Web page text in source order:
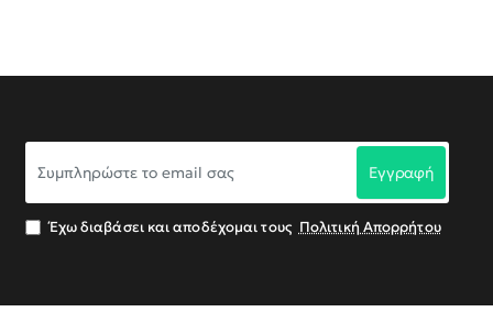
το
σας
Εγγραφή
Έχω διαβάσει και αποδέχομαι τους Πολιτική Απορρήτου